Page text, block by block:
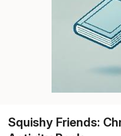
Squishy Friends: